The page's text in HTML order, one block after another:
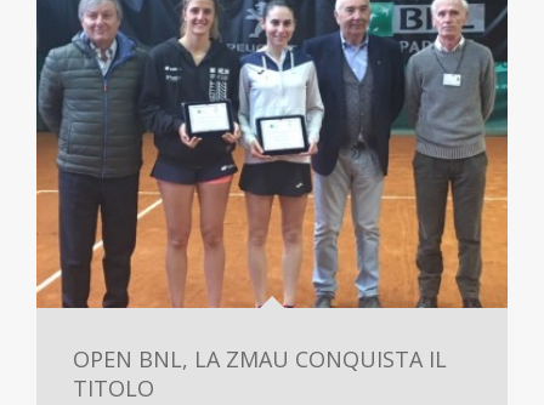
OPEN BNL, LA ZMAU CONQUISTA IL
TITOLO